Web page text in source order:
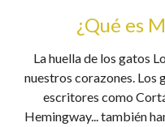
¿Qué es
La huella de los gatos
nuestros corazones. Los
escritores como
Hemingway... también